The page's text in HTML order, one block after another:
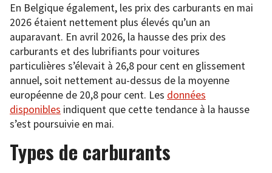
En Belgique également, les prix des carburants en mai
2026 étaient nettement plus élevés qu’un an
auparavant. En avril 2026, la hausse des prix des
carburants et des lubrifiants pour voitures
particulières s’élevait à 26,8 pour cent en glissement
annuel, soit nettement au-dessus de la moyenne
européenne de 20,8 pour cent. Les données
disponibles indiquent que cette tendance à la hausse
s’est poursuivie en mai.
Types de carburants